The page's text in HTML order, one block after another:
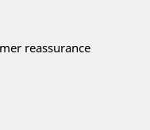
reassurance